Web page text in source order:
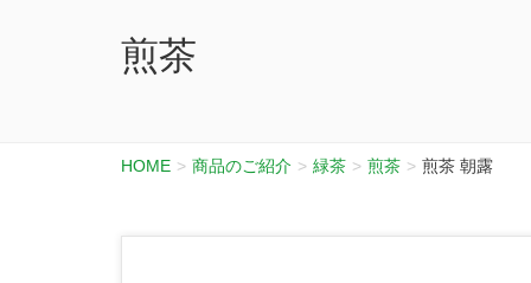
煎茶
HOME 商品のご紹介 緑茶 煎茶 煎茶 朝露